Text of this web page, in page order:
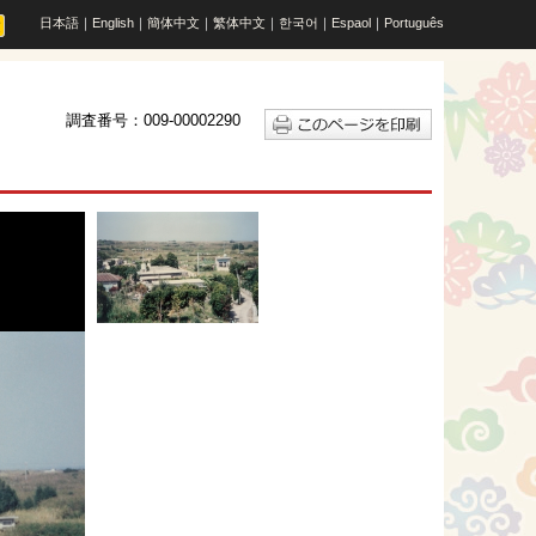
日本語 ｜ English ｜ 簡体中文 ｜ 繁体中文 ｜ 한국어 ｜ Espaol ｜ Português
調査番号：009-00002290